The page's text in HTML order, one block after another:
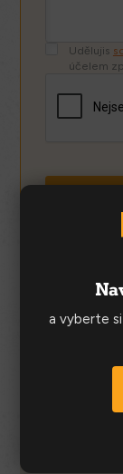
a vyberte
Udělujis
účelem
CENÍKY